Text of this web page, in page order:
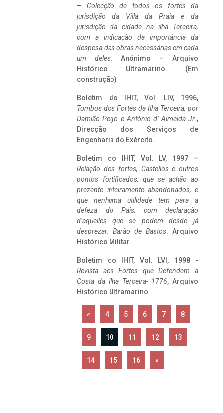
– Colecção de todos os fortes da
jurisdição da Villa da Praia e da
jurisdição da cidade na ilha Terceira,
com a indicação da importância da
despesa das obras necessárias em cada
um deles. Anónimo – Arquivo
Histórico Ultramarino. (Em
construção)
Boletim do IHIT, Vol. LIV, 1996,
Tombos dos Fortes da Ilha Terceira, por
Damião Pego e António d’ Almeida Jr.,
Direcção dos Serviços de
Engenharia do Exército.
Boletim do IHIT, Vol. LV, 1997 –
Relação dos fortes, Castellos e outros
pontos fortificados, que se achão ao
prezente inteiramente abandonados, e
que nenhuma utilidade tem para a
defeza do Pais, com declaração
d’aquelles que se podem desde já
desprezar. Barão de Bastos. Arquivo
Histórico Militar.
Boletim do IHIT, Vol. LVI, 1998 -
Revista aos Fortes que Defendem a
Costa da Ilha Terceira- 1776, Arquivo
Histórico Ultramarino
« 4 5 6 7 8
9 10 11 12 13
14 15 16 »